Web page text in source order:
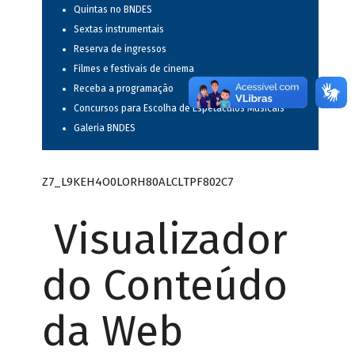
Quintas no BNDES
Sextas instrumentais
Reserva de ingressos
Filmes e festivais de cinema
Receba a programação
Concursos para Escolha de Espetáculos Musicais
Galeria BNDES
Z7_L9KEH4O0LORH80ALCLTPF802C7
Visualizador
do Conteúdo
da Web